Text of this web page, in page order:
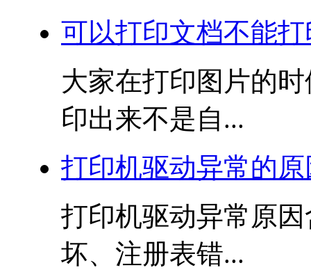
可以打印文档不能
大家在打印图片的
印出来不是自...
打印机驱动异常的
打印机驱动异常原
坏、注册表错...